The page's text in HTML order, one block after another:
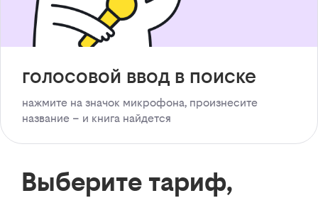
голосовой ввод в поиске
нажмите на значок микрофона, произнесите
название – и книга найдется
Выберите тариф,